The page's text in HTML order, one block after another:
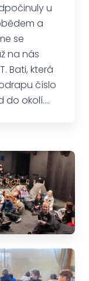
u
a
se
na nás
Bati, která
číslo
do okolí....